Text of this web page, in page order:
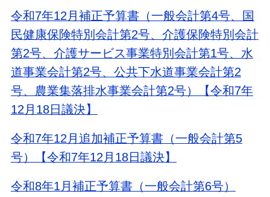
令和7年12月補正予算書（一般会計第4号、国
民健康保険特別会計第2号、介護保険特別会計
第2号、介護サービス事業特別会計第1号、水
道事業会計第2号、公共下水道事業会計第2
号、農業集落排水事業会計第2号）【令和7年
12月18日議決】
令和7年12月追加補正予算書（一般会計第5
号）【令和7年12月18日議決】
令和8年1月補正予算書（一般会計第6号）